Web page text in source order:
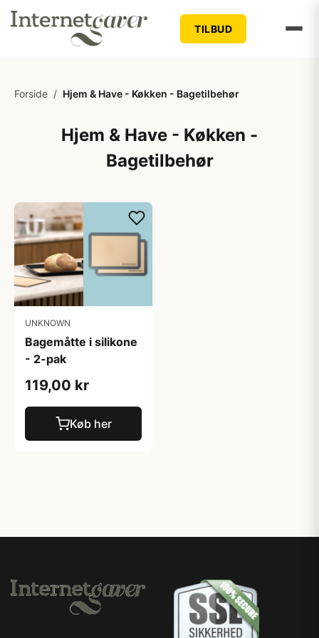
TILBUD
Forside / Hjem & Have - Køkken - Bagetilbehør
Hjem & Have - Køkken -
Bagetilbehør
UNKNOWN
Bagemåtte i silikone
- 2-pak
119,00 kr
Køb her